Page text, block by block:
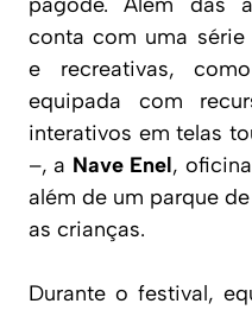
conta com uma
e recreativas,
equipada com
interativos em telas
–, a Nave Enel,
além de um parque
as crianças.
Durante o festival,